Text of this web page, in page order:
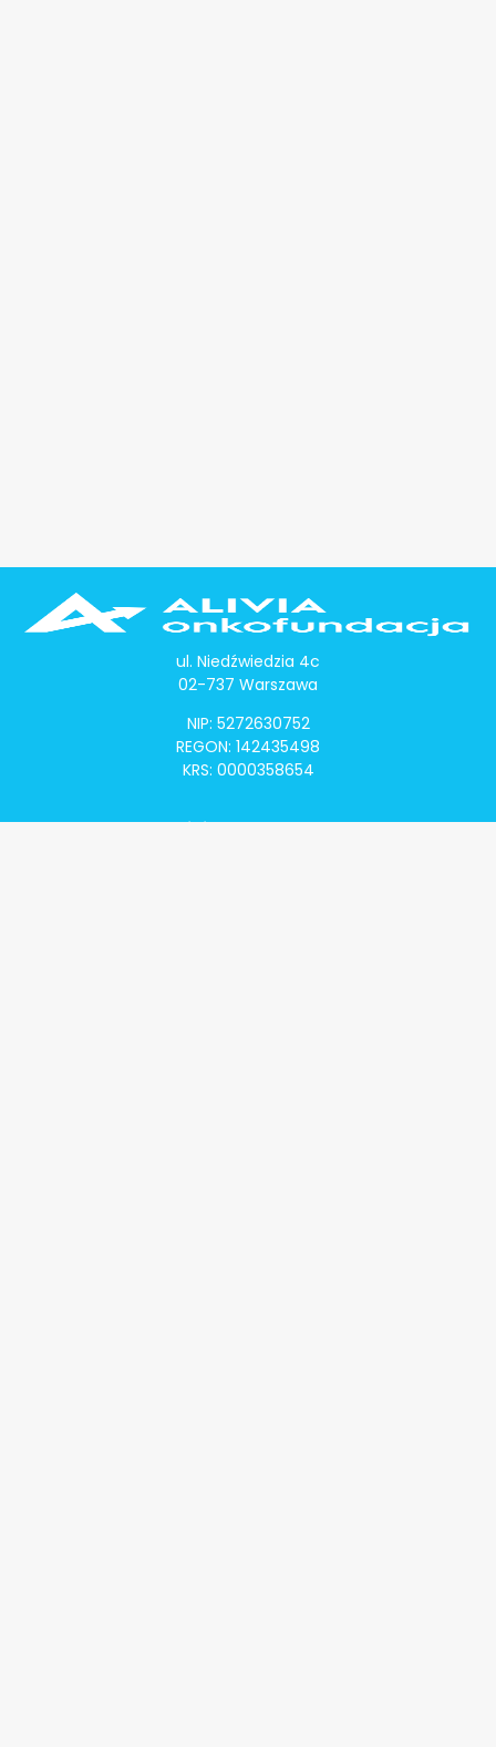
ul. Niedźwiedzia 4c
02-737 Warszawa
NIP: 5272630752
REGON: 142435498
KRS: 0000358654
Alivia Onkomapa